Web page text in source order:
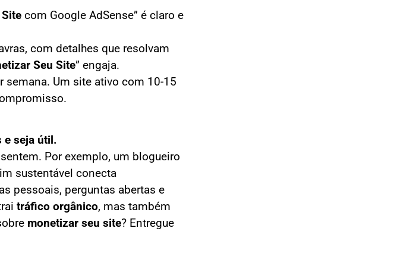
com Google AdSense” é claro e
com detalhes que resolvam
Seu Site” engaja.
semana. Um site ativo com 10-15
e seja útil.
Por exemplo, um blogueiro
sustentável conecta
pessoais, perguntas abertas e
tráfico orgânico, mas também
monetizar seu site? Entregue